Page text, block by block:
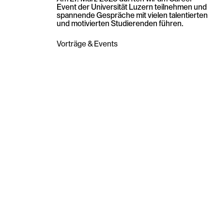
Event der Universität Luzern teilnehmen und
spannende Gespräche mit vielen talentierten
und motivierten Studierenden führen.
Vorträge & Events